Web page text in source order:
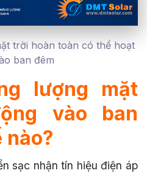
trời hoàn toàn có thể hoạt
ban đêm
lượng mặt
vào ban
nào?
sạc nhận tín hiệu điện áp